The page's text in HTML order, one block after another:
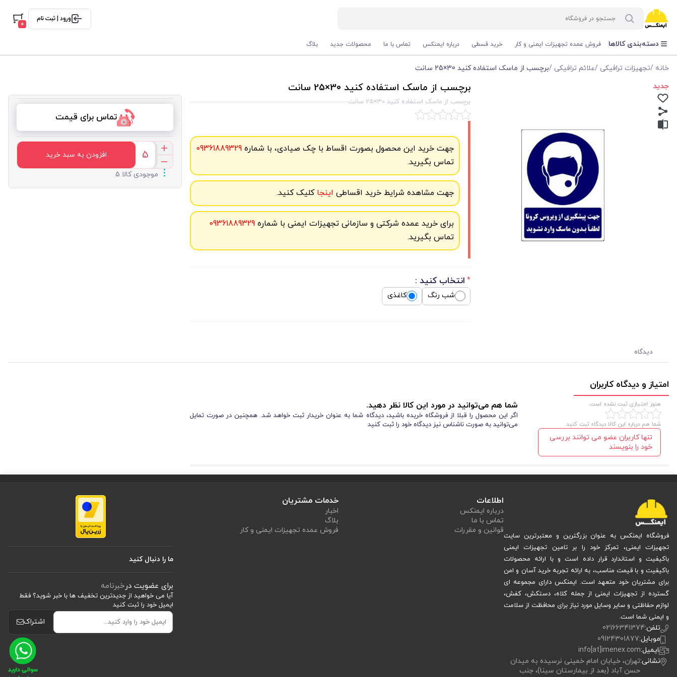
ورود | ثبت نام
0
دسته‌بندی کالاها فروش عمده تجهیزات ایمنی و کار خرید قسطی درباره ایمنکس تماس با ما محصولات جدید بلاگ
خانه /تجهیزات ترافیکی /علائم ترافیکی /برچسب از ماسک استفاده کنید 30×25 سانت
جدید برچسب از ماسک استفاده کنید 30×25 سانت
برچسب از ماسک استفاده کنید 30×25 سانت
جهت خرید این محصول بصورت اقساط با چک صیادی، با شماره 09361889329
تماس بگیرید.
جهت مشاهده شرایط خرید اقساطی اینجاکلیک کنید.
برای خرید عمده شرکتی و سازمانی تجهیزات ایمنی با شماره 09361889329
تماس بگیرید.
* انتخاب کنید :
شب رنگ کاغذی
تماس برای قیمت
افزودن به سبد خرید
موجودی کالا 5
دیدگاه
امتیاز و دیدگاه کاربران
هنوز امتیازی ثبت نشده است.
شما هم درباره این کالا دیدگاه ثبت کنید
تنها کاربران عضو می توانند بررسی
خود را بنویسند
شما هم می‌توانید در مورد این کالا نظر دهید.
اگر این محصول را قبلا از فروشگاه خریده باشید، دیدگاه شما به عنوان خریدار ثبت خواهد شد. همچنین در صورت تمایل
می‌توانید به صورت ناشناس نیز دیدگاه خود را ثبت کنید
فروشگاه ایمنکس به عنوان بزرگترین و معتبرترین سایت
تجهیزات ایمنی، تمرکز خود را بر تامین تجهیزات ایمنی
باکیفیت و استاندارد قرار داده است و با ارائه محصولات
باکیفیت و با قیمت مناسب، به ارائه تجربه خرید آسان و امن
برای مشتریان خود متعهد است. ایمنکس دارای مجموعه ای
گسترده از تجهیزات ایمنی از جمله کلاه، دستکش، کفش،
لوازم حفاظتی و سایر وسایل مورد نیاز برای محافظت از سلامت
و ایمنی شما است.
تلفن:02166341374
موبایل:09124301877
ایمیل:info[at]imenex.com
نشانی:تهران، خیابان امام خمینی نرسیده به میدان
حسن آباد (بعد از بیمارستان سینا)، جنب
اطلاعات
درباره ایمنکس
تماس با ما
قوانین و مقررات
خدمات مشتریان
اخبار
بلاگ
فروش عمده تجهیزات ایمنی و کار
ما را دنبال کنید
برای عضویت درخبرنامه
آیا می خواهید از جدید‌ترین تخفیف‌ ها با‌ خبر شوید؟ فقط
ایمیل خود را ثبت کنید
اشتراک